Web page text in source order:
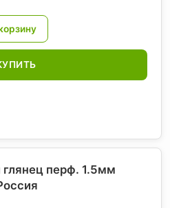
перф. 1.5мм